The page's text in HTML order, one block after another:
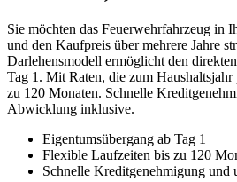
Sie möchten das Feuerwehrfahrzeug in
und den Kaufpreis über mehrere Jahre
Darlehensmodell ermöglicht den
Tag 1. Mit Raten, die zum Haushaltsjahr
zu 120 Monaten. Schnelle
Abwicklung inklusive.
Eigentumsübergang ab Tag 1
Flexible Laufzeiten bis zu 120